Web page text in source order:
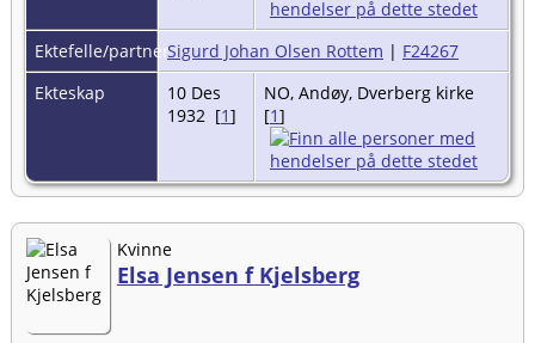
Ektefelle/partnerSigurd Johan Olsen Rottem | F24267
Ekteskap
10 Des
1932 [1]
NO, Andøy, Dverberg kirke
[1]
Kvinne
Elsa Jensen f Kjelsberg